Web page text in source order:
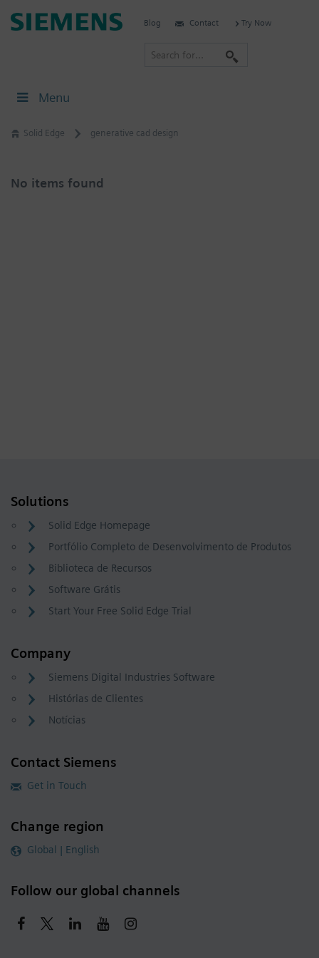
Skip
to
Solid Edge generative cad design
No items found
Solutions
Solid Edge Homepage
Portfólio Completo de Desenvolvimento de Produtos
Biblioteca de Recursos
Software Grátis
Start Your Free Solid Edge Trial
Company
Siemens Digital Industries Software
Histórias de Clientes
Notícias
Contact Siemens
Get in Touch
Change region
Global | English
Follow our global channels
Siemens
Blog Contact Try Now
c
Menu